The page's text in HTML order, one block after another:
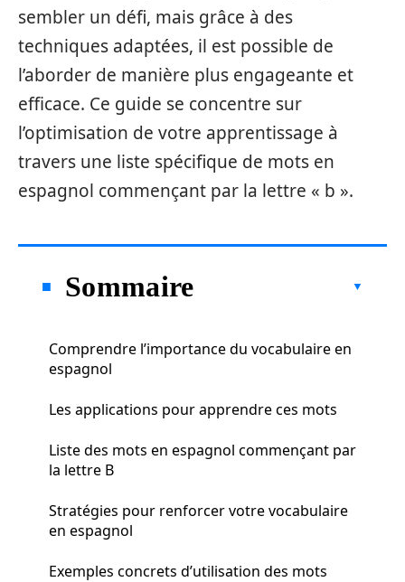
sembler un défi, mais grâce à des
techniques adaptées, il est possible de
l’aborder de manière plus engageante et
efficace. Ce guide se concentre sur
l’optimisation de votre apprentissage à
travers une liste spécifique de mots en
espagnol commençant par la lettre « b ».
Sommaire
Comprendre l’importance du vocabulaire en
espagnol
Les applications pour apprendre ces mots
Liste des mots en espagnol commençant par
la lettre B
Stratégies pour renforcer votre vocabulaire
en espagnol
Exemples concrets d’utilisation des mots